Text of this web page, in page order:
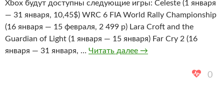
Xbox будут доступны следующие игры: Celeste (1 января
— 31 января, 10,45$) WRC 6 FIA World Rally Championship
(16 января — 15 февраля, 2 499 р) Lara Croft and the
Guardian of Light (1 января — 15 января) Far Cry 2 (16
января — 31 января, … Читать далее Игры
→
0